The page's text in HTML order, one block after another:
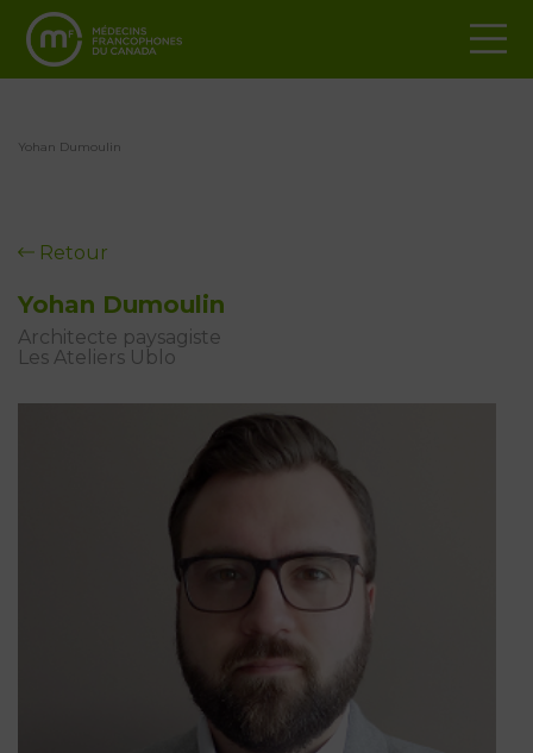
Yohan Dumoulin
Retour
Yohan Dumoulin
Architecte paysagiste
Les Ateliers Ublo